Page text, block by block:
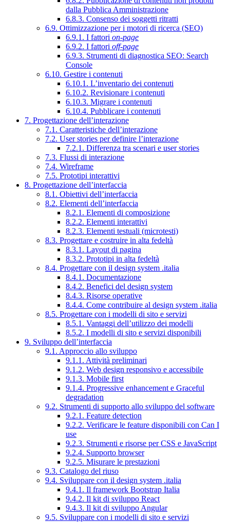
dalla Pubblica Amministrazione
6.8.3. Consenso dei soggetti ritratti
6.9. Ottimizzazione per i motori di ricerca (SEO)
6.9.1. I fattori on-page
6.9.2. I fattori off-page
6.9.3. Strumenti di diagnostica SEO: Search
Console
6.10. Gestire i contenuti
6.10.1. L’inventario dei contenuti
6.10.2. Revisionare i contenuti
6.10.3. Migrare i contenuti
6.10.4. Pubblicare i contenuti
7. Progettazione dell’interazione
7.1. Caratteristiche dell’interazione
7.2. User stories per definire l’interazione
7.2.1. Differenza tra scenari e user stories
7.3. Flussi di interazione
7.4. Wireframe
7.5. Prototipi interattivi
8. Progettazione dell’interfaccia
8.1. Obiettivi dell’interfaccia
8.2. Elementi dell’interfaccia
8.2.1. Elementi di composizione
8.2.2. Elementi interattivi
8.2.3. Elementi testuali (microtesti)
8.3. Progettare e costruire in alta fedeltà
8.3.1. Layout di pagina
8.3.2. Prototipi in alta fedeltà
8.4. Progettare con il design system .italia
8.4.1. Documentazione
8.4.2. Benefici del design system
8.4.3. Risorse operative
8.4.4. Come contribuire al design system .italia
8.5. Progettare con i modelli di sito e servizi
8.5.1. Vantaggi dell’utilizzo dei modelli
8.5.2. I modelli di sito e servizi disponibili
9. Sviluppo dell’interfaccia
9.1. Approccio allo sviluppo
9.1.1. Attività preliminari
9.1.2. Web design responsivo e accessibile
9.1.3. Mobile first
9.1.4. Progressive enhancement e Graceful
degradation
9.2. Strumenti di supporto allo sviluppo del software
9.2.1. Feature detection
9.2.2. Verificare le feature disponibili con Can I
use
9.2.3. Strumenti e risorse per CSS e JavaScript
9.2.4. Supporto browser
9.2.5. Misurare le prestazioni
9.3. Catalogo del riuso
9.4. Sviluppare con il design system .italia
9.4.1. Il framework Bootstrap Italia
9.4.2. Il kit di sviluppo React
9.4.3. Il kit di sviluppo Angular
9.5. Sviluppare con i modelli di sito e servizi